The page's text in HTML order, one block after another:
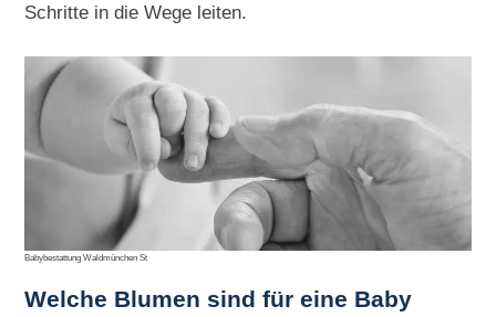
Schritte in die Wege leiten.
Babybestattung Waldmünchen St
Welche Blumen sind für eine Baby